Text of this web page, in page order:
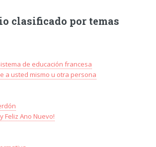
clasificado por temas
de educación francesa
a usted mismo u otra persona
Feliz Ano Nuevo!